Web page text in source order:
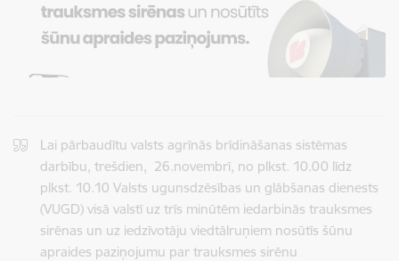
Lai pārbaudītu valsts agrīnās brīdināšanas sistēmas
darbību, trešdien, 26.novembrī, no plkst. 10.00 līdz
plkst. 10.10 Valsts ugunsdzēsības un glābšanas dienests
(VUGD) visā valstī uz trīs minūtēm iedarbinās trauksmes
sirēnas un uz iedzīvotāju viedtālruņiem nosūtīs šūnu
apraides paziņojumu par trauksmes sirēnu